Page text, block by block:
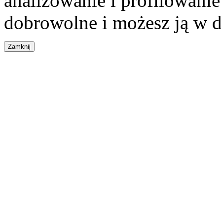
dobrowolne i możesz ją w